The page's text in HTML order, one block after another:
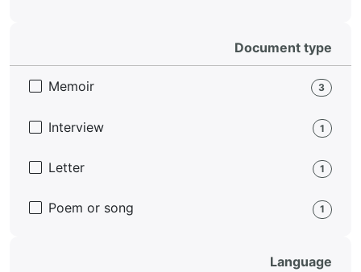
Document type
Memoir 3
Interview 1
Letter 1
Poem or song 1
Language